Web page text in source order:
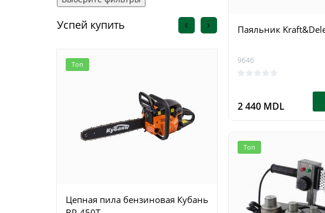
Успей купить
Топ
Цепная пила бензиновая Кубань
Топ
Цепная пила
Паяльник
9646
2 440 MDL
Топ